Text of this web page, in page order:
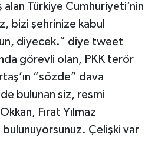
Türkiye Cumhuriyeti’nin
bizi şehrinize kabul
diyecek.” diye tweet
görevli olan, PKK terör
“sözde” dava
bulunan siz, resmi
Fırat Yılmaz
bulunuyorsunuz. Çelişki var